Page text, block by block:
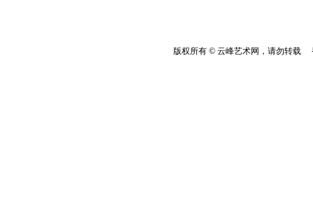
版权所有 © 云峰艺术网，请勿转载